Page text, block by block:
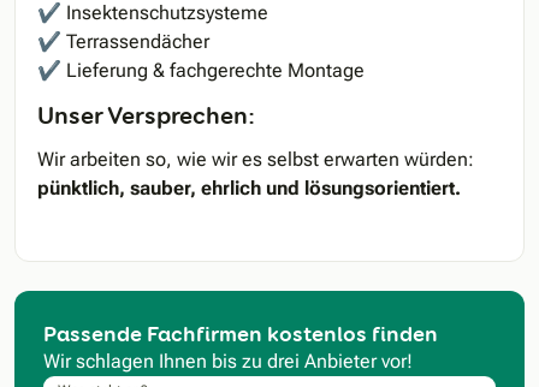
✔ Insektenschutzsysteme
✔ Terrassendächer
✔ Lieferung & fachgerechte Montage
Unser Versprechen:
Wir arbeiten so, wie wir es selbst erwarten würden:
pünktlich, sauber, ehrlich und lösungsorientiert.
Passende Fachfirmen kostenlos finden
Wir schlagen Ihnen bis zu drei Anbieter vor!